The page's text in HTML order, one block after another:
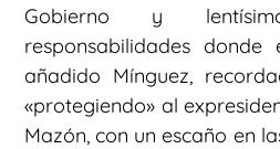
Gobierno y
responsabilidades donde
añadido Mínguez,
«protegiendo» al
Mazón, con un escaño en